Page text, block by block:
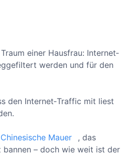
einer Hausfrau: Internet‐
werden und für den
den Internet‐Traffic mit liest
Chinesische Mauer
, das
bannen – doch wie weit ist der